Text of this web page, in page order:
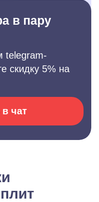
в пару
telegram-
скидку 5% на
чат